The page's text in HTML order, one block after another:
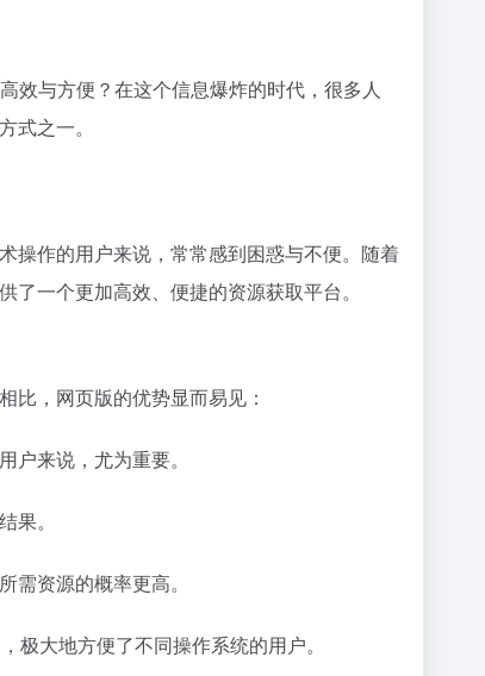
与方便？在这个信息爆炸的时代，很多人
式之一。
操作的用户来说，常常感到困惑与不便。随着
一个更加高效、便捷的资源获取平台。
比，网页版的优势显而易见：
来说，尤为重要。
。
资源的概率更高。
大地方便了不同操作系统的用户。